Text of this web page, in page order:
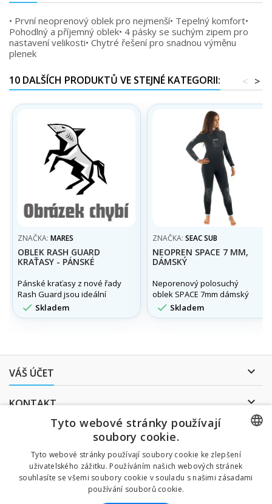
• První neoprenový oblek pro nejmenší• Tepelný komfort•
Pohodlný a příjemný oblek• 4 pásky se suchým zipem pro
nastavení velikosti• Chytré řešení pro snadnou výměnu
plenek
10 DALŠÍCH PRODUKTŮ VE STEJNÉ KATEGORII: >
<
ZNAČKA: MARES
OBLEK RASH GUARD
KRAŤASY - PÁNSKÉ
Pánské kraťasy z nové řady
Rash Guard jsou ideální
volbou jako podoblek nebo
můžou být použity
 Skladem
ZNAČKA: SEAC SUB
NEOPREN SPACE 7 MM,
DÁMSKÝ
Neporenový polosuchý
oblek SPACE 7mm dámský
 Skladem
VÁŠ ÚČET 
KONTAKT 
ODBĚR NOVINEK
Uděluji souhlas se
zpracováním osobních údajů.
CZECH
CZECH
Tyto webové stránky používají
soubory cookie.
Tyto webové stránky používají soubory cookie ke zlepšení
uživatelského zážitku. Používáním našich webových stránek
souhlasíte se všemi soubory cookie v souladu s našimi zásadami
používání souborů cookie.